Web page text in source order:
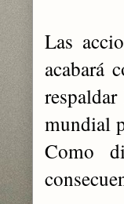
Las
acabará
mundial
Como